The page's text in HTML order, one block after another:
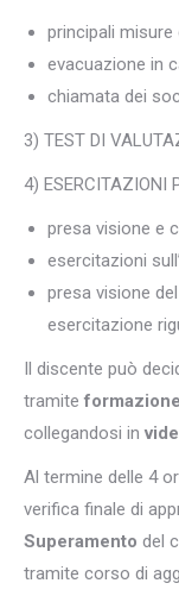
principali
evacuazione in
chiamata dei
3) TEST DI
4) ESERCITAZIONI
presa visione e
esercitazioni
presa visione
esercitazione
Il discente può
tramite
collegandosi in
Al termine delle 4
verifica finale di
Superamento del
tramite corso di